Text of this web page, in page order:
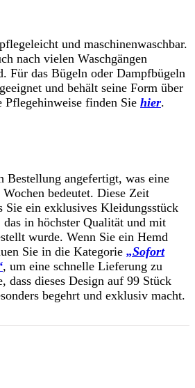
und maschinenwaschbar.
nach vielen Waschgängen
Für das Bügeln oder Dampfbügeln
und behält seine Form über
Pflegehinweise finden Sie hier.
Bestellung angefertigt, was eine
bedeutet. Diese Zeit
Sie ein exklusives Kleidungsstück
in höchster Qualität und mit
wurde. Wenn Sie ein Hemd
Sie in die Kategorie „Sofort
, um eine schnelle Lieferung zu
dass dieses Design auf 99 Stück
begehrt und exklusiv macht.